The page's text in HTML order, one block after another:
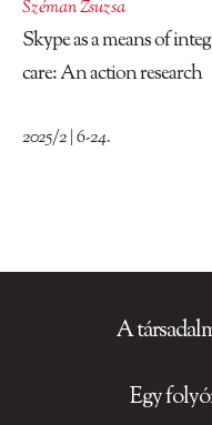
Széman Zsuzsa
Skype as a means of
care: An action research
2025/2 | 6-24.
A
Egy